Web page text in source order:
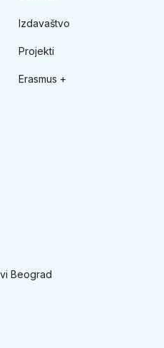
Beograd
Izdavaštvo
Projekti
Erasmus +